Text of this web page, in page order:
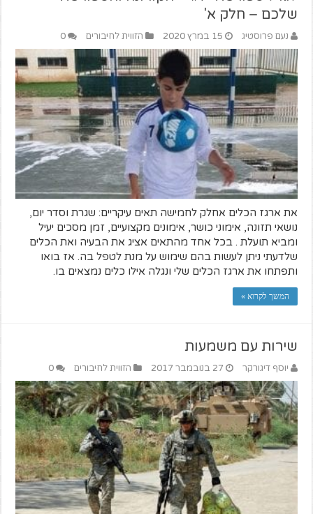
שלכם – חלק א'
נעם פרוסטיג 15 במרץ 2020 הזווית לחיבורים 0
את ארגז הכלים אחלק לחמישה תאים עיקריים: שגרת וסדר יום,
נושאי תזונה, אימוני כושר, אימונים מקצועיים, זמן מסכים יעיל
ומביא תועלת . בכל אחד מהתאים אציג את הבעיה ואת הכלים
שלדעתי ניתן לעשות בהם שימוש על מנת לטפל בה. אז בואו
ותפתחו את ארגז הכלים שלי ונגלה אילו כלים נמצאים בו.
המשך לקרוא »
שירות עם משמעות
יוסף דיגורקר 27 בנובמבר 2017 הזווית לחיבורים 0